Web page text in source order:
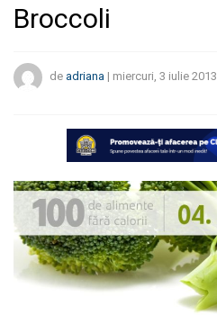
Broccoli
de adriana | miercuri, 3 iulie 2013